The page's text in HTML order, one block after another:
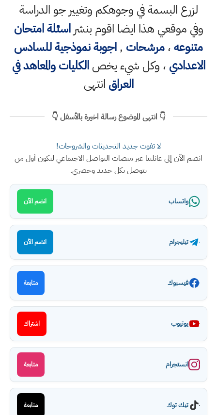
لزرع البسمة في وجوهكم وتغيير جو الدراسة
وفي موقعي هذا ايضا اقوم بنشراسئلة امتحان
متنوعه،مرشحات ,اجوبة نموذجية للسادس
الاعدادي ، وكل شيء يخصالكليات والمعاهد في
العراق انتهى
👇 انتهى الموضوع رسالة اخيرة بالأسفل 👇
لا تفوت جديد التحديثات والشروحات!
انضم الآن إلى عائلتنا عبر منصات التواصل الاجتماعي لتكون أول من
يتوصل بكل جديد وحصري.
واتساب انضم الآن
تيليجرام انضم الآن
فيسبوك متابعة
يوتيوب اشتراك
انستجرام متابعة
تيك توك متابعة